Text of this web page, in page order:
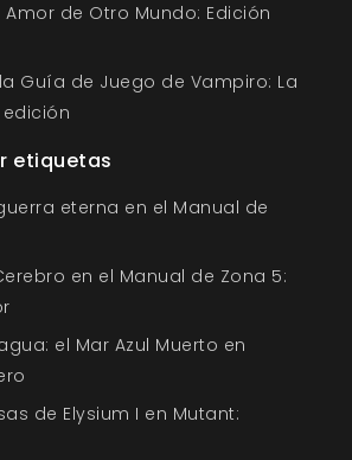
de Otro Mundo: Edición
Guía de Juego de Vampiro: La
etiquetas
eterna en el Manual de
en el Manual de Zona 5:
el Mar Azul Muerto en
de Elysium I en Mutant: